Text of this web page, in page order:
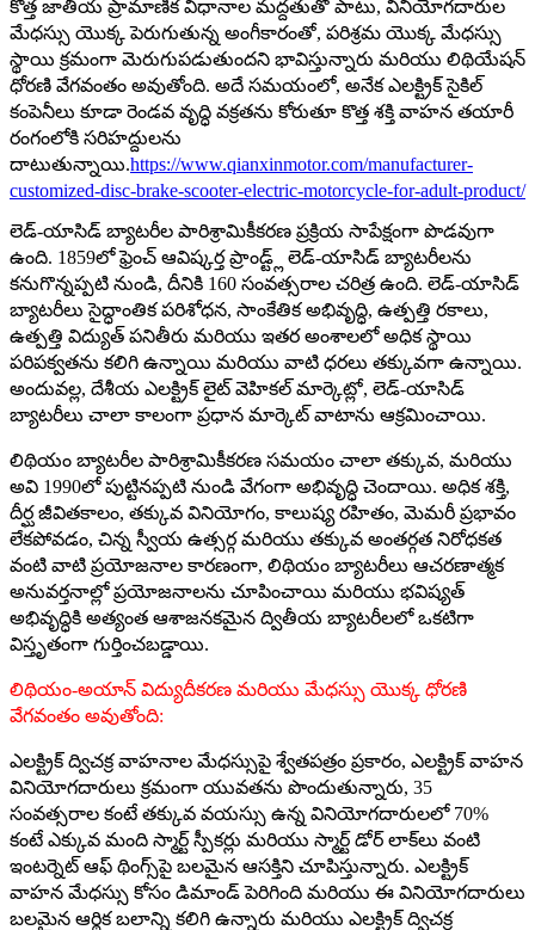
కొత్త జాతీయ ప్రామాణిక విధానాల మద్దతుతో పాటు, వినియోగదారుల
మేధస్సు యొక్క పెరుగుతున్న అంగీకారంతో, పరిశ్రమ యొక్క మేధస్సు
స్థాయి క్రమంగా మెరుగుపడుతుందని భావిస్తున్నారు మరియు లిథియేషన్
ధోరణి వేగవంతం అవుతోంది. అదే సమయంలో, అనేక ఎలక్ట్రిక్ సైకిల్
కంపెనీలు కూడా రెండవ వృద్ధి వక్రతను కోరుతూ కొత్త శక్తి వాహన తయారీ
రంగంలోకి సరిహద్దులను
దాటుతున్నాయి.https://www.qianxinmotor.com/manufacturer-
customized-disc-brake-scooter-electric-motorcycle-for-adult-product/
లెడ్-యాసిడ్ బ్యాటరీల పారిశ్రామికీకరణ ప్రక్రియ సాపేక్షంగా పొడవుగా
ఉంది. 1859లో ఫ్రెంచ్ ఆవిష్కర్త ప్రాండ్ట్ల్ లెడ్-యాసిడ్ బ్యాటరీలను
కనుగొన్నప్పటి నుండి, దీనికి 160 సంవత్సరాల చరిత్ర ఉంది. లెడ్-యాసిడ్
బ్యాటరీలు సైద్ధాంతిక పరిశోధన, సాంకేతిక అభివృద్ధి, ఉత్పత్తి రకాలు,
ఉత్పత్తి విద్యుత్ పనితీరు మరియు ఇతర అంశాలలో అధిక స్థాయి
పరిపక్వతను కలిగి ఉన్నాయి మరియు వాటి ధరలు తక్కువగా ఉన్నాయి.
అందువల్ల, దేశీయ ఎలక్ట్రిక్ లైట్ వెహికల్ మార్కెట్లో, లెడ్-యాసిడ్
బ్యాటరీలు చాలా కాలంగా ప్రధాన మార్కెట్ వాటాను ఆక్రమించాయి.
లిథియం బ్యాటరీల పారిశ్రామికీకరణ సమయం చాలా తక్కువ, మరియు
అవి 1990లో పుట్టినప్పటి నుండి వేగంగా అభివృద్ధి చెందాయి. అధిక శక్తి,
దీర్ఘ జీవితకాలం, తక్కువ వినియోగం, కాలుష్య రహితం, మెమరీ ప్రభావం
లేకపోవడం, చిన్న స్వీయ ఉత్సర్గ మరియు తక్కువ అంతర్గత నిరోధకత
వంటి వాటి ప్రయోజనాల కారణంగా, లిథియం బ్యాటరీలు ఆచరణాత్మక
అనువర్తనాల్లో ప్రయోజనాలను చూపించాయి మరియు భవిష్యత్
అభివృద్ధికి అత్యంత ఆశాజనకమైన ద్వితీయ బ్యాటరీలలో ఒకటిగా
విస్తృతంగా గుర్తించబడ్డాయి.
లిథియం-అయాన్ విద్యుదీకరణ మరియు మేధస్సు యొక్క ధోరణి
వేగవంతం అవుతోంది:
ఎలక్ట్రిక్ ద్విచక్ర వాహనాల మేధస్సుపై శ్వేతపత్రం ప్రకారం, ఎలక్ట్రిక్ వాహన
వినియోగదారులు క్రమంగా యువతను పొందుతున్నారు, 35
సంవత్సరాల కంటే తక్కువ వయస్సు ఉన్న వినియోగదారులలో 70%
కంటే ఎక్కువ మంది స్మార్ట్ స్పీకర్లు మరియు స్మార్ట్ డోర్ లాక్‌లు వంటి
ఇంటర్నెట్ ఆఫ్ థింగ్స్‌పై బలమైన ఆసక్తిని చూపిస్తున్నారు. ఎలక్ట్రిక్
వాహన మేధస్సు కోసం డిమాండ్ పెరిగింది మరియు ఈ వినియోగదారులు
బలమైన ఆర్థిక బలాన్ని కలిగి ఉన్నారు మరియు ఎలక్ట్రిక్ ద్విచక్ర